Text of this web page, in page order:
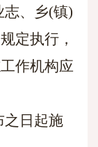
志、乡(镇)
定执行，
作机构应
之日起施